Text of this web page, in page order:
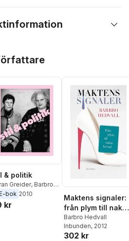
& politik
Greider, Barbro
bok 2010
kr
Maktens signaler:
från plym till naket
huvud
Barbro Hedvall
Inbunden, 2012
302 kr